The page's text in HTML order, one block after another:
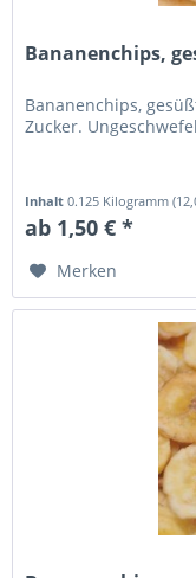
Bananenchips,
Bananenchips,
Zucker.
Inhalt0.125 Kilogramm
ab 1,50 € *
Merken